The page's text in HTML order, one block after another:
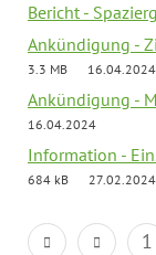
Bericht -
Ankündigung -
3.3 MB
16.04.2024
Ankündigung -
16.04.2024
Information -
684 kB
27.02.2024
1